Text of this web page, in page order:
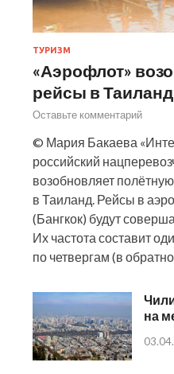
ТУРИЗМ
«Аэрофлот»
рейсы в Таиланд
Оставьте комментарий
© Мария Бакаева
российский
возобновляет
в Таиланд. Рейсы в
(Бангкок) будут
Их частота составит
по четвергам (в
на